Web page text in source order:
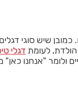
כמובן שיש סוגי
הולדת, לעומת דגלי
ולומר "אנחנו